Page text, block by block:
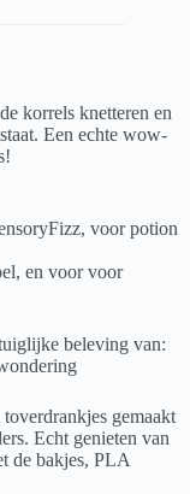
korrels knetteren en
Een echte wow-
voor potion
en voor voor
beleving van:
gemaakt
Echt genieten van
de bakjes, PLA